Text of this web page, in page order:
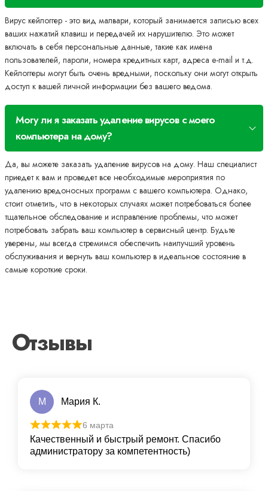
Вирус кейлоггер - это вид малвари, который занимается записью всех
ваших нажатий клавиш и передачей их нарушителю. Это может
включать в себя персональные данные, такие как имена
пользователей, пароли, номера кредитных карт, адреса e-mail и т.д.
Кейлоггеры могут быть очень вредными, поскольку они могут открыть
доступ к вашей личной информации без вашего ведома.
Могу ли я заказать удаление вирусов с моего
компьютера на дому?
Да, вы можете заказать удаление вирусов на дому. Наш специалист
приедет к вам и проведет все необходимые мероприятия по
удалению вредоносных программ с вашего компьютера. Однако,
стоит отметить, что в некоторых случаях может потребоваться более
тщательное обследование и исправление проблемы, что может
потребовать забрать ваш компьютер в сервисный центр. Будьте
уверены, мы всегда стремимся обеспечить наилучший уровень
обслуживания и вернуть ваш компьютер в идеальное состояние в
самые короткие сроки.
Отзывы
М Мария К.
6 марта
Качественный и быстрый ремонт. Спасибо
администратору за компетентность)